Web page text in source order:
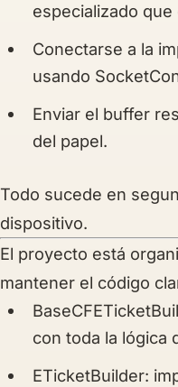
especializado que
Conectarse a la
usando
Enviar el buffer
del papel.
Todo sucede en
dispositivo.
El proyecto está
mantener el código
con toda la lógica
ETicketBuilder: